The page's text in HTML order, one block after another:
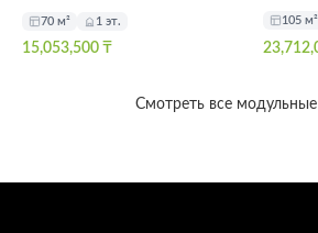
70 м² 1 эт.
15,053,500 ₸
105 м²
Смотреть все